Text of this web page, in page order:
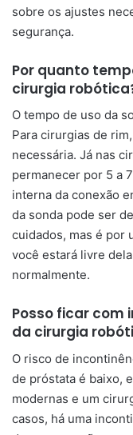
sobre os ajustes
segurança.
Por quanto
cirurgia
O tempo de uso da
Para cirurgias de
necessária. Já nas
permanecer por 5 a
interna da conexão
da sonda pode ser
cuidados, mas é por
você estará livre
normalmente.
Posso ficar com
da cirurgia
O risco de
de próstata é baixo,
modernas e um
casos, há uma